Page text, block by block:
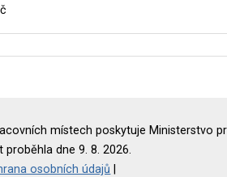
místech poskytuje Ministerstvo
dne 9. 8. 2026.
osobních údajů